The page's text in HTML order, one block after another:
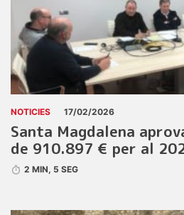
NOTICIES 17/02/2026
Santa Magdalena
de 910.897 € per al
2 MIN, 5 SEG